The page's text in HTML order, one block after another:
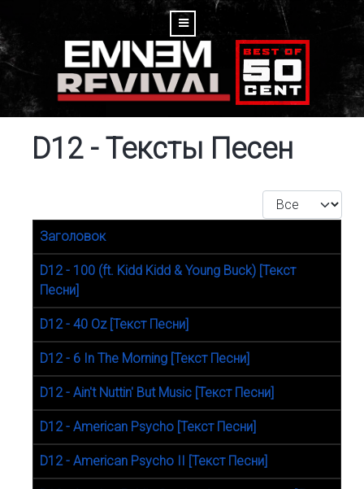
D12 - Тексты Песен
Кол-во строк:
Материалы
Заголовок
D12 - 100 (ft. Kidd Kidd & Young Buck) [Текст
Песни]
D12 - 40 Oz [Текст Песни]
D12 - 6 In The Morning [Текст Песни]
D12 - Ain't Nuttin' But Music [Текст Песни]
D12 - American Psycho [Текст Песни]
D12 - American Psycho II [Текст Песни]